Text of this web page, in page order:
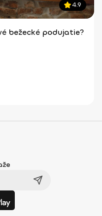
4.9
bežecké podujatie?